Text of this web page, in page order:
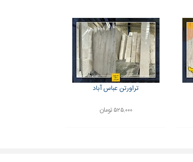
تراورتن عباس آباد
۵۲۵,۰۰۰ تومان